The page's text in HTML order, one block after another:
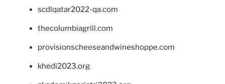
scdlqatar2022-qa.com
thecolumbiagrill.com
provisionscheeseandwineshoppe.com
khedi2023.org